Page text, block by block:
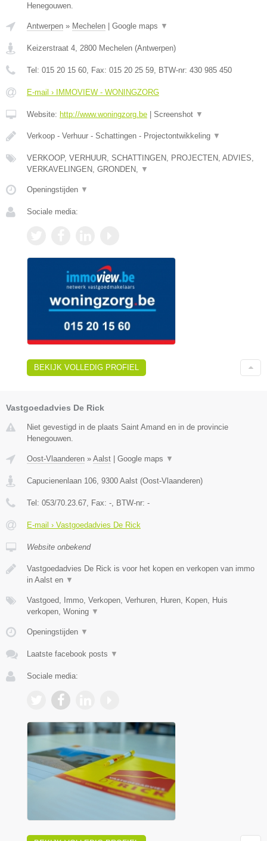
Henegouwen.
Antwerpen » Mechelen Google maps ▼
Keizerstraat 4 2800 Mechelen (Antwerpen)
Tel: 015 20 15 60 , Fax: 015 20 25 59 , BTW-nr: 430 985 450
E-mail › IMMOVIEW - WONINGZORG
Website: http://www.woningzorg.be Screenshot ▼
Verkoop - Verhuur - Schattingen - Projectontwikkeling ▼
VERKOOP, VERHUUR, SCHATTINGEN, PROJECTEN, ADVIES,
VERKAVELINGEN, GRONDEN,
▼
Openingstijden ▼
Sociale media:
BEKIJK VOLLEDIG PROFIEL
Vastgoedadvies De Rick
Niet gevestigd in de plaats Saint Amand en in de provincie
Henegouwen.
Oost-Vlaanderen » Aalst Google maps ▼
Capucienenlaan 106 9300 Aalst (Oost-Vlaanderen)
Tel: 053/70.23.67 , Fax: - , BTW-nr: -
E-mail › Vastgoedadvies De Rick
Website onbekend
Vastgoedadvies De Rick is voor het kopen en verkopen van immo
in Aalst en ▼
Vastgoed, Immo, Verkopen, Verhuren, Huren, Kopen, Huis
verkopen, Woning ▼
Openingstijden ▼
Laatste facebook posts ▼
Sociale media: